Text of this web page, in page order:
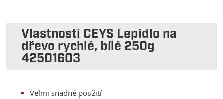
Vlastnosti CEYS Lepidlo na
dřevo rychlé, bílé 250g
42501603
Velmi snadné použití